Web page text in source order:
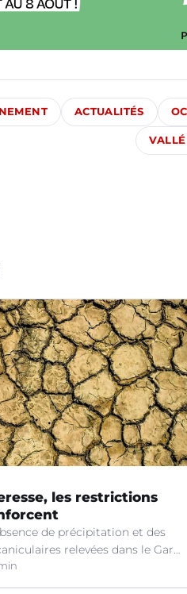
ACTUALITÉS
les restrictions
de précipitation et des
relevées dans le Gard
la situation hydrologique du